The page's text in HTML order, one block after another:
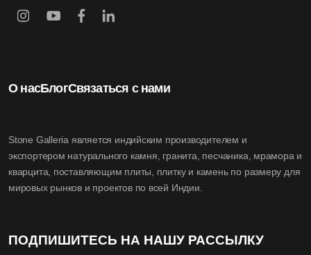
О насБлогСвязаться с нами
Stone Galleria является индийским производителем и
экспортером натурального камня, гранита, песчаника, мрамора и
кварцита, поставляющим плиты, плитку и камень по размеру для
мировых рынков и проектов по всей Индии.
ПОДПИШИТЕСЬ НА НАШУ РАССЫЛКУ